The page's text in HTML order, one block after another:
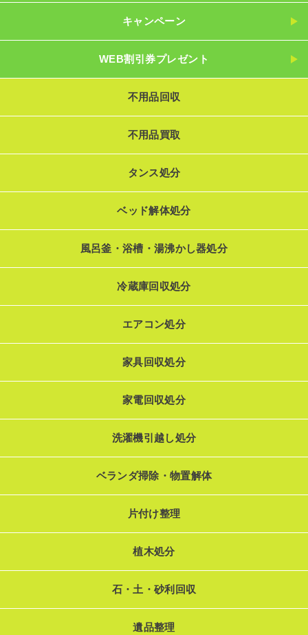
キャンペーン
WEB割引券プレゼント
不用品回収
不用品買取
タンス処分
ベッド解体処分
風呂釜・浴槽・湯沸かし器処分
冷蔵庫回収処分
エアコン処分
家具回収処分
家電回収処分
洗濯機引越し処分
ベランダ掃除・物置解体
片付け整理
植木処分
石・土・砂利回収
遺品整理